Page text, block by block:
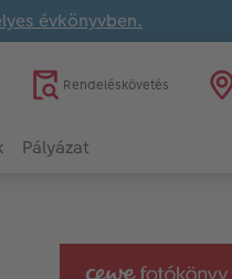
évkönyvben.
Rendeléskövetés
Pályázat